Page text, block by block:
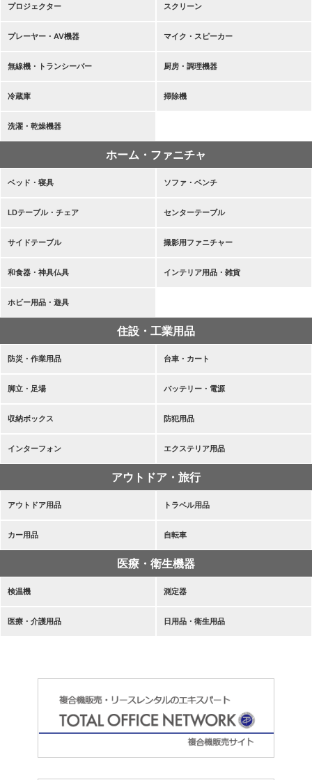
プロジェクター スクリーン
プレーヤー・AV機器 マイク・スピーカー
無線機・トランシーバー 厨房・調理機器
冷蔵庫 掃除機
洗濯・乾燥機器
ホーム・ファニチャ
ベッド・寝具 ソファ・ベンチ
LDテーブル・チェア センターテーブル
サイドテーブル 撮影用ファニチャー
和食器・神具仏具 インテリア用品・雑貨
ホビー用品・遊具
住設・工業用品
防災・作業用品 台車・カート
脚立・足場 バッテリー・電源
収納ボックス 防犯用品
インターフォン エクステリア用品
アウトドア・旅行
アウトドア用品 トラベル用品
カー用品 自転車
医療・衛生機器
検温機 測定器
医療・介護用品 日用品・衛生用品